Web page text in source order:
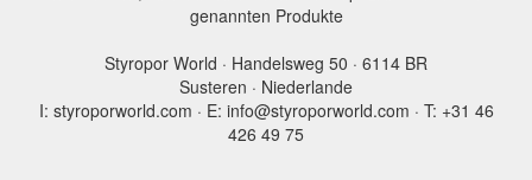
genannten Produkte
Styropor World · Handelsweg 50 · 6114 BR
Susteren · Niederlande
I: styroporworld.com · E: info@styroporworld.com · T: +31 46
426 49 75